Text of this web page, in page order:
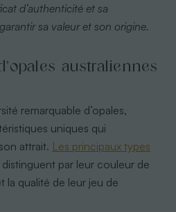
d’authenticité et sa
sa valeur et son origine.
australiennes
remarquable d’opales,
uniques qui
attrait. Les principaux types
distinguent par leur couleur de
la qualité de leur jeu de